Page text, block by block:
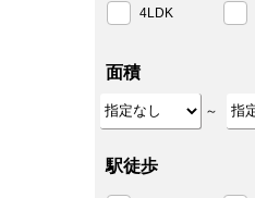
4LDK
面積
～
駅徒歩